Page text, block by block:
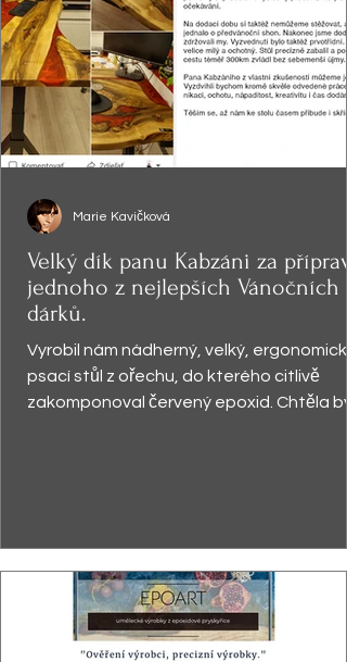
Velký dík panu Kabzáni za
jednoho z nejlepších Vánočních
dárků.
Vyrobil nám nádherný, velký, ergonomický
psací stůl z ořechu, do kterého citlivě
zakomponoval červený epoxid. Chtěla
Marie Kavičková